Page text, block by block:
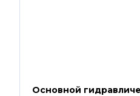
Основной